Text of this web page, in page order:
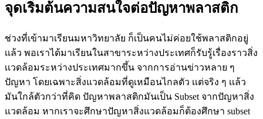
จุดเริ่มต้นความสนใจต่อปัญหาพลาสติก
ช่วงที่เข้ามาเรียนมหาวิทยาลัย ก็เป็นคนไม่ค่อยใช้พลาสติกอยู่
เเล้ว พอเราได้มาเรียนในสาขาระหว่างประเทศก็รับรู้เรื่องราวสิ่ง
เเวดล้อมระหว่างประเทศมากขึ้น จากการอ่านข่าวหลาย ๆ
ปัญหา โดยเฉพาะสิ่งแวดล้อมที่ดูเหมือนไกลตัว เเต่จริง ๆ เเล้ว
มันใกล้ตัวกว่าที่คิด ปัญหาพลาสติกมันเป็น Subset จากปัญหาสิ่ง
แวดล้อม หากเราจะศึกษาปัญหาสิ่งแวดล้อมก็ต้องศึกษา subset